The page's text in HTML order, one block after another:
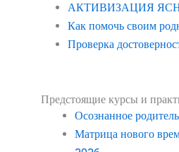
АКТИВИЗАЦИЯ
Как помочь своим
Проверка
Предстоящие курсы и
Осознанное
Матрица нового